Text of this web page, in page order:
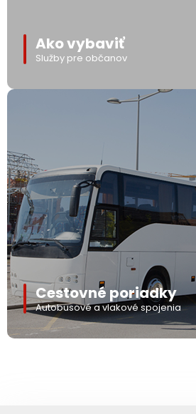
Ako vybaviť
Služby pre občanov
Cestovné poriadky
Autobusové a vlakové spojenia